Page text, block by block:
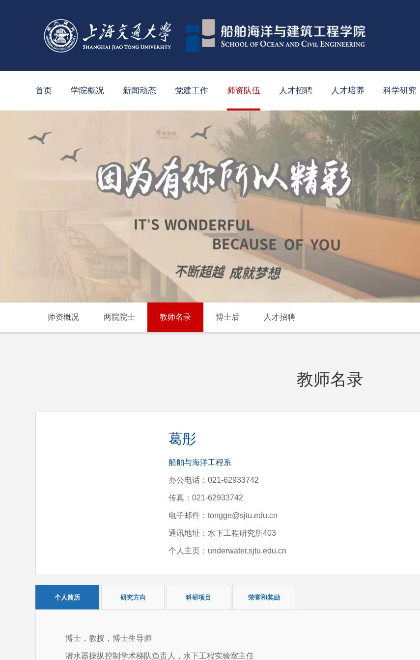
首页 学院概况 新闻动态 党建工作 师资队伍 人才招聘 人才培养 科学研究
师资概况 两院院士 教师名录 博士后 人才招聘
教师名录
葛彤
船舶与海洋工程系
办公电话：021-62933742
传真：021-62933742
电子邮件：tongge@sjtu.edu.cn
通讯地址：水下工程研究所403
个人主页：underwater.sjtu.edu.cn
个人简历 研究方向 科研项目 荣誉和奖励
博士，教授，博士生导师
潜水器操纵控制学术梯队负责人，水下工程实验室主任